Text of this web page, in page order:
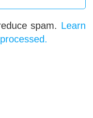
spam. Learn